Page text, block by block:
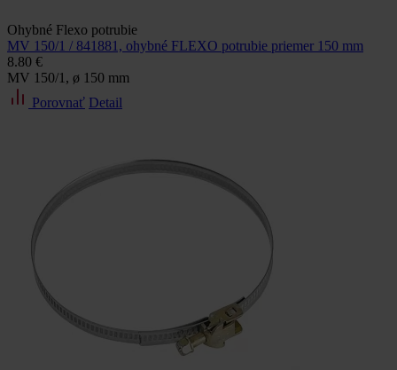
Ohybné Flexo potrubie
MV 150/1 / 841881, ohybné FLEXO potrubie priemer 150 mm
8.80 €
MV 150/1, ø 150 mm
Porovnať Detail